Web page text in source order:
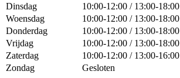
Dinsdag
10:00-12:00 / 13:00-18:00
Woensdag
10:00-12:00 / 13:00-18:00
Donderdag
10:00-12:00 / 13:00-18:00
Vrijdag
10:00-12:00 / 13:00-18:00
Zaterdag
10:00-12:00 / 13:00-16:00
Zondag
Gesloten